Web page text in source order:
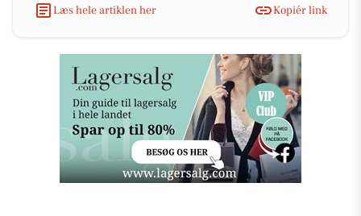
Læs hele artiklen her
Kopiér link